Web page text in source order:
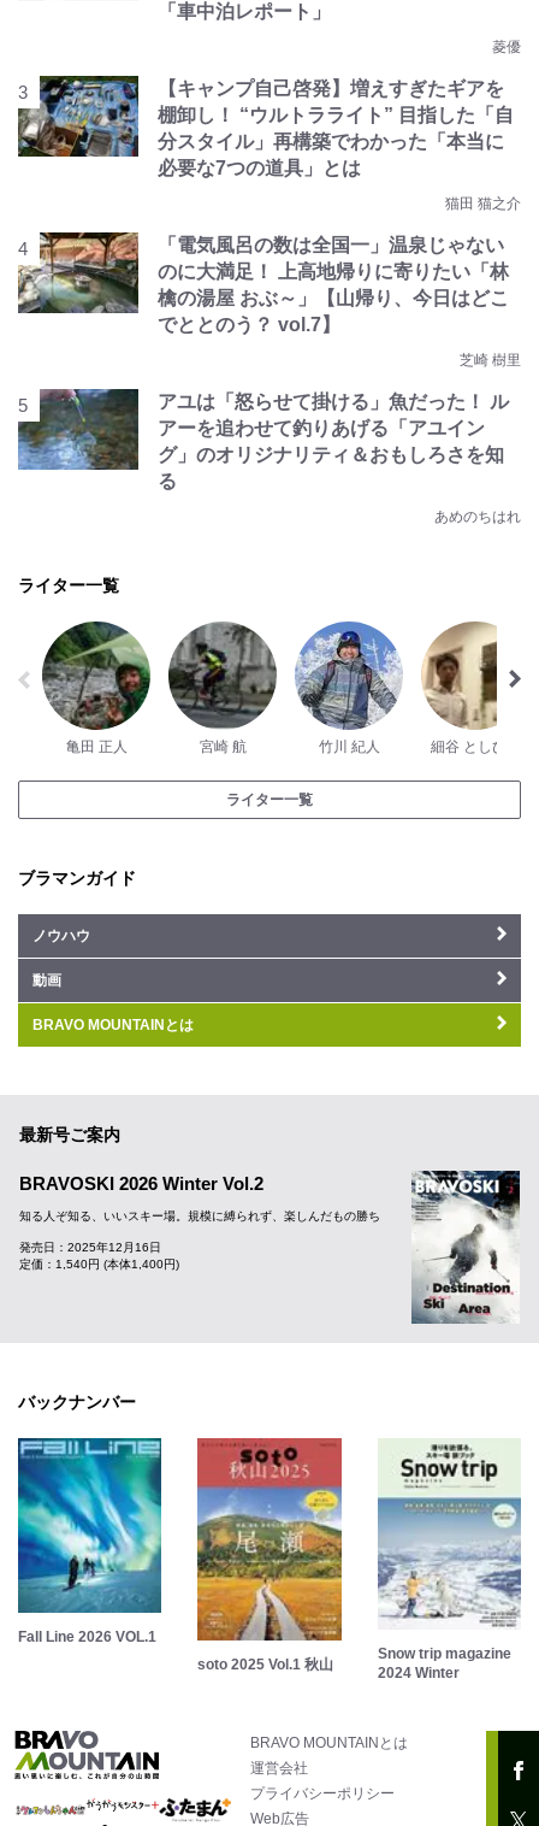
「車中泊レポート」
菱優
【キャンプ自己啓発】増えすぎたギアを
棚卸し！ “ウルトラライト” 目指した「自
分スタイル」再構築でわかった「本当に
必要な7つの道具」とは
猫田 猫之介
「電気風呂の数は全国一」温泉じゃない
のに大満足！ 上高地帰りに寄りたい「林
檎の湯屋 おぶ～」【山帰り、今日はどこ
でととのう？ vol.7】
芝崎 樹里
アユは「怒らせて掛ける」魚だった！ ル
アーを追わせて釣りあげる「アユイン
グ」のオリジナリティ＆おもしろさを知
る
あめのちはれ
ライター一覧
亀田 正人 宮崎 航 竹川 紀人 細谷 としひで
ライター一覧
ブラマンガイド
ノウハウ
動画
BRAVO MOUNTAINとは
最新号ご案内
BRAVOSKI 2026 Winter Vol.2
知る人ぞ知る、いいスキー場。規模に縛られず、楽しんだもの勝ち
発売日：2025年12月16日
定価：1,540円 (本体1,400円)
バックナンバー
Fall Line 2026 VOL.1
soto 2025 Vol.1 秋山
Snow trip magazine
2024 Winter
BRAVO MOUNTAINとは
運営会社
プライバシーポリシー
Web広告